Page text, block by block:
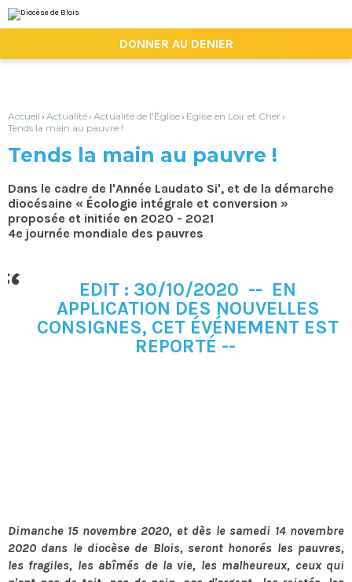
au
contenu.
la
personnels
DONNER AU DENIER
Accueil › Actualité› Actualité de l'Église› Eglise en Loir et Cher›
Tends la main au pauvre !
Tends la main au pauvre !
Dans le cadre de l'Année Laudato Si', et de la démarche
diocésaine « Écologie intégrale et conversion »
proposée et initiée en 2020 - 2021
4e journée mondiale des pauvres
EDIT : 30/10/2020 -- EN
APPLICATION DES NOUVELLES
CONSIGNES, CET ÉVÉNEMENT EST
REPORTÉ --
Dimanche 15 novembre 2020, et dès le samedi 14 novembre
2020 dans le diocèse de Blois, seront honorés les pauvres,
les fragiles, les abîmés de la vie, les malheureux, ceux qui